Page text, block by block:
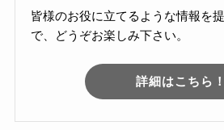
皆様のお役に立てるような情報を
で、どうぞお楽しみ下さい。
詳細はこちら！